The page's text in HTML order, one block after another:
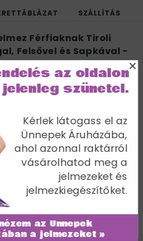
SZÁLLÍTÁS
Férfiaknak Tiroli
Felsővel és Sapkával -
/ Derékbőség 102-107 cm / Belső
a kategóriában
az Ünnepek
a jelmezeket »
Kérlek látogass el az
Ünnepek Áruházába,
ahol azonnal raktárról
vásárolhatod meg a
jelmezeket és
jelmezkiegészítőket.
az oldalon
jelenleg szünetel.
×